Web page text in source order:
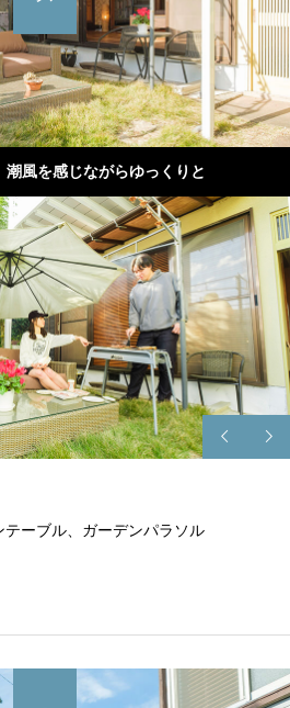
潮風を感じながらゆっくりと
ーブル、ガーデンパラソル